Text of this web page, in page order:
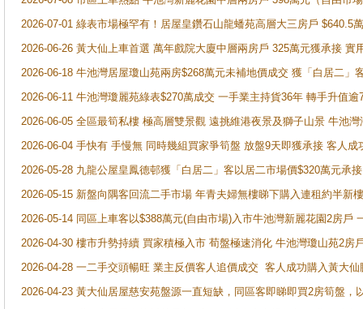
2026-07-01 綠表市場極罕有！居屋皇鑽石山龍蟠苑高層大三房戶
2026-06-26 黃大仙上車首選 萬年戲院大廈中層兩房戶 325萬元獲承接 實
2026-06-18 牛池灣居屋瓊山苑兩房$268萬元未補地價成交 獲「白居二」
2026-06-11 牛池灣瓊麗苑綠表$270萬成交 一手業主持貨36年 轉手升值逾
2026-06-05 全區最筍私樓 極高層雙景觀 遠挑維港夜景及獅子山景 牛池
2026-06-04 手快有 手慢無 同時幾組買家爭筍盤 放盤9天即獲承接 客人
2026-05-28 九龍公屋皇鳳德邨獲「白居二」客以居二市場價$320萬元承接
2026-05-15 新盤向隅客回流二手市場 年青夫婦無樓睇下購入連租約半新
2026-05-14 同區上車客以$388萬元(自由市場)入市牛池灣新麗花園2房戶
2026-04-30 樓市升勢持續 買家積極入市 荀盤極速消化 牛池灣瓊山苑2房
2026-04-28 一二手交頭暢旺 業主反價客人追價成交 客人成功購入黃大
2026-04-23 黃大仙居屋慈安苑盤源一直短缺，同區客即睇即買2房筍盤，